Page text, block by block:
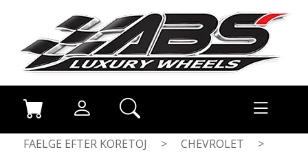
FAELGE EFTER KORETOJ > CHEVROLET
>